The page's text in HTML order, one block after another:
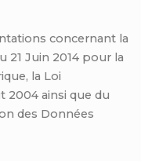
concernant la
21 Juin 2014 pour la
la Loi
2004 ainsi que du
des Données